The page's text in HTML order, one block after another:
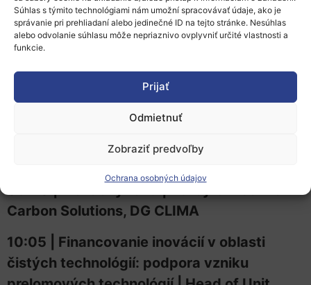
Súhlas s týmito technológiami nám umožní spracovávať údaje, ako je
správanie pri prehliadaní alebo jedinečné ID na tejto stránke. Nesúhlas
alebo odvolanie súhlasu môže nepriaznivo ovplyvniť určité vlastnosti a
funkcie.
Prijať
Odmietnuť
Zobraziť predvoľby
Ochrana osobných údajov
cez internet.Zaregistrujtesa a prihláste na
Platformu výskumnej a inovačnej komunity,
aby ste mohli sledovať relácie online.
Program:
08:30 | Registrácia
09:40 | Inovačný fond | Policy Officer Low
Carbon Solutions, DG CLIMA
10:05 | Financovanie inovácií v oblasti
čistých technológií: podpora vzniku